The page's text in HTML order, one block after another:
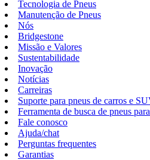
Tecnologia de Pneus
Manutenção de Pneus
Nós
Bridgestone
Missão e Valores
Sustentabilidade
Inovação
Notícias
Carreiras
Suporte para pneus de carros e
Ferramenta de busca de pneus
Fale conosco
Ajuda/chat
Perguntas frequentes
Garantias